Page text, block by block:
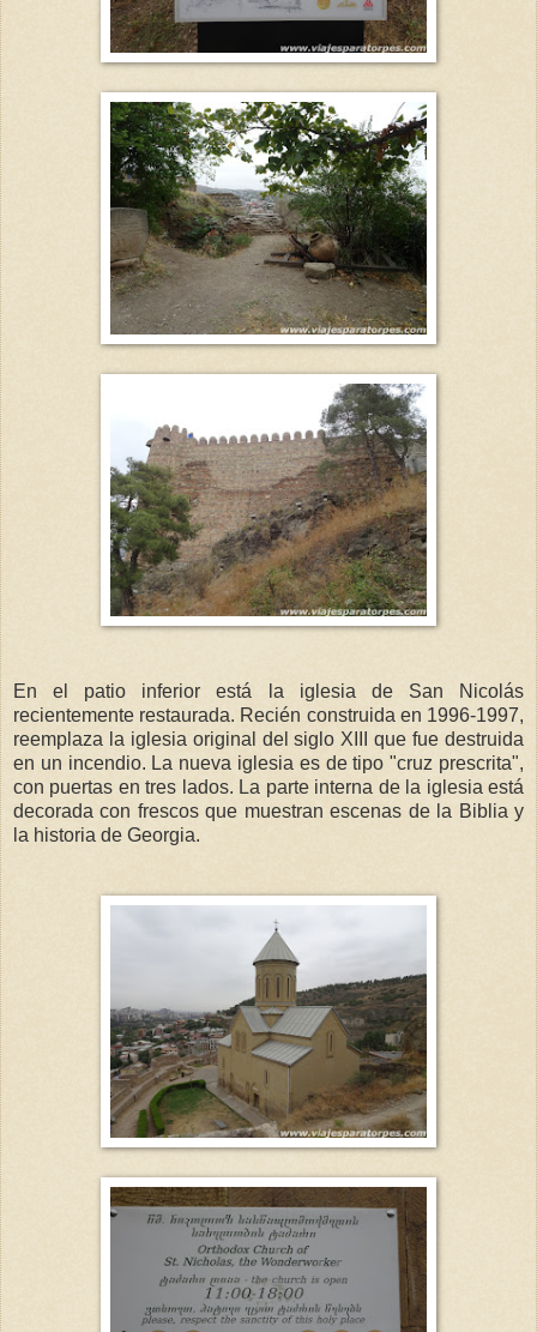
En el patio inferior está la iglesia de San Nicolás
recientemente restaurada. Recién construida en 1996-1997,
reemplaza la iglesia original del siglo XIII que fue destruida
en un incendio. La nueva iglesia es de tipo "cruz prescrita",
con puertas en tres lados. La parte interna de la iglesia está
decorada con frescos que muestran escenas de la Biblia y
la historia de Georgia.